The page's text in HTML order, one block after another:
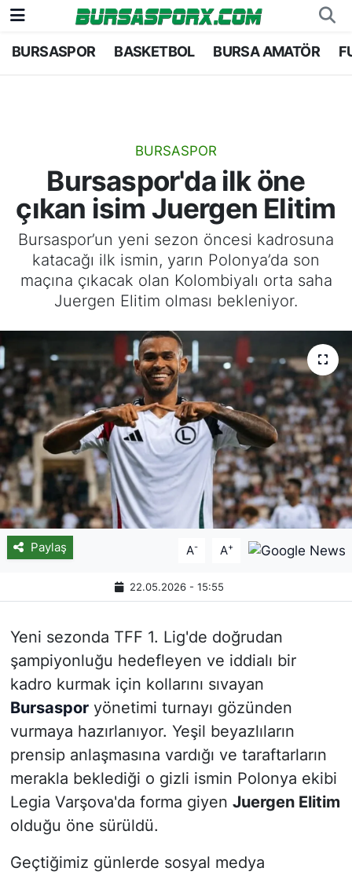
BURSASPOR BASKETBOL BURSA AMATÖR
BURSASPOR
Bursaspor'da ilk öne
çıkan isim Juergen Elitim
Bursaspor’un yeni sezon öncesi kadrosuna
katacağı ilk ismin, yarın Polonya’da son
maçına çıkacak olan Kolombiyalı orta saha
Juergen Elitim olması bekleniyor.
Paylaş A- A+
22.05.2026 - 15:55
Yeni sezonda TFF 1. Lig'de doğrudan
şampiyonluğu hedefleyen ve iddialı bir
kadro kurmak için kollarını sıvayan
Bursasporyönetimi turnayı gözünden
vurmaya hazırlanıyor. Yeşil beyazlıların
prensip anlaşmasına vardığı ve taraftarların
merakla beklediği o gizli ismin Polonya ekibi
Legia Varşova'da forma giyen Juergen Elitim
olduğu öne sürüldü.
Geçtiğimiz günlerde sosyal medya
Bursaspor
Bursa Amatör
Hentbol
Voleybol
Genel
Bursa Nöbetçi Eczaneler
Bursa Trafik Yoğunluk Haritası
TFF 1.Lig Puan Durumu ve Fikstür
Tüm Manşetler
Son Dakika Haberleri
Haber Arşivi